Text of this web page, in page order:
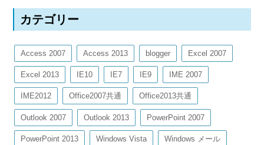
カテゴリー
Access 2007 Access 2013 blogger Excel 2007
Excel 2013 IE10 IE7 IE9 IME 2007
IME2012 Office2007共通 Office2013共通
Outlook 2007 Outlook 2013 PowerPoint 2007
PowerPoint 2013 Windows Vista Windows メール